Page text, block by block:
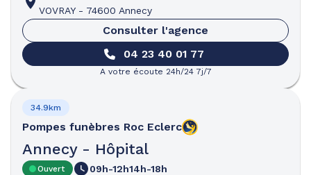
VOVRAY- 74600 Annecy
Consulter l'agence
04 23 40 01 77
A votre écoute 24h/24 7j/7
Pompes funèbres Roc Eclerc
Annecy - Hôpital
34.9km
Ouvert 09h-12h14h-18h